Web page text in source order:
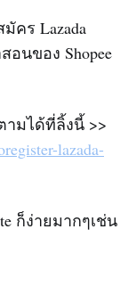
คร Lazada
นของ Shopee
ามได้ที่ลิ้งนี้ >>
lazada-
ก็ง่ายมากๆเช่น